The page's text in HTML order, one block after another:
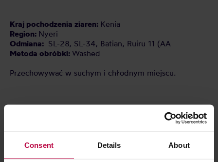
Consent Details About
Kraj pochodzenia ziaren: Kenia
Region: Nyeri
Odmiana: SL-28, SL-34, Batian, Ruiru 11 (AA
Metoda obróbki: Washed
Przechowywać w suchym i chłodnym miejscu.
CECHY